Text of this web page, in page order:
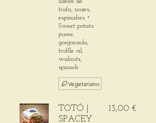
trufa, nozes,
espinafres・
Sweet potato
puree,
gorgonzola,
truffle oil,
walnuts,
spinach
Vegetariano
TOTÓ |
SPACEY
13,00 €